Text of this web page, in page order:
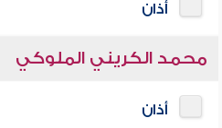
أذان
محمد الكريني الملوكي
أذان